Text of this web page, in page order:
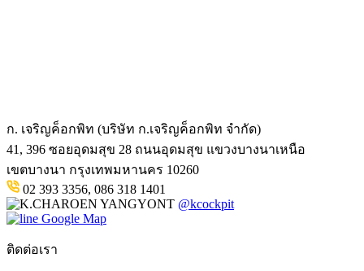
ก. เจริญค็อกพิท (บริษัท ก.เจริญค็อกพิท จำกัด)
41, 396 ซอยอุดมสุข 28 ถนนอุดมสุข แขวงบางนาเหนือ
เขตบางนา กรุงเทพมหานคร 10260
02 393 3356, 086 318 1401
@kcockpit
Google Map
ติดต่อเรา